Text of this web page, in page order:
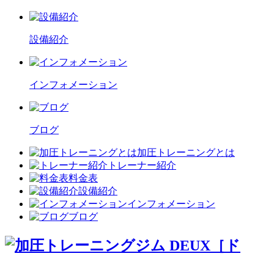
設備紹介
インフォメーション
ブログ
加圧トレーニングとは
トレーナー紹介
料金表
設備紹介
インフォメーション
ブログ